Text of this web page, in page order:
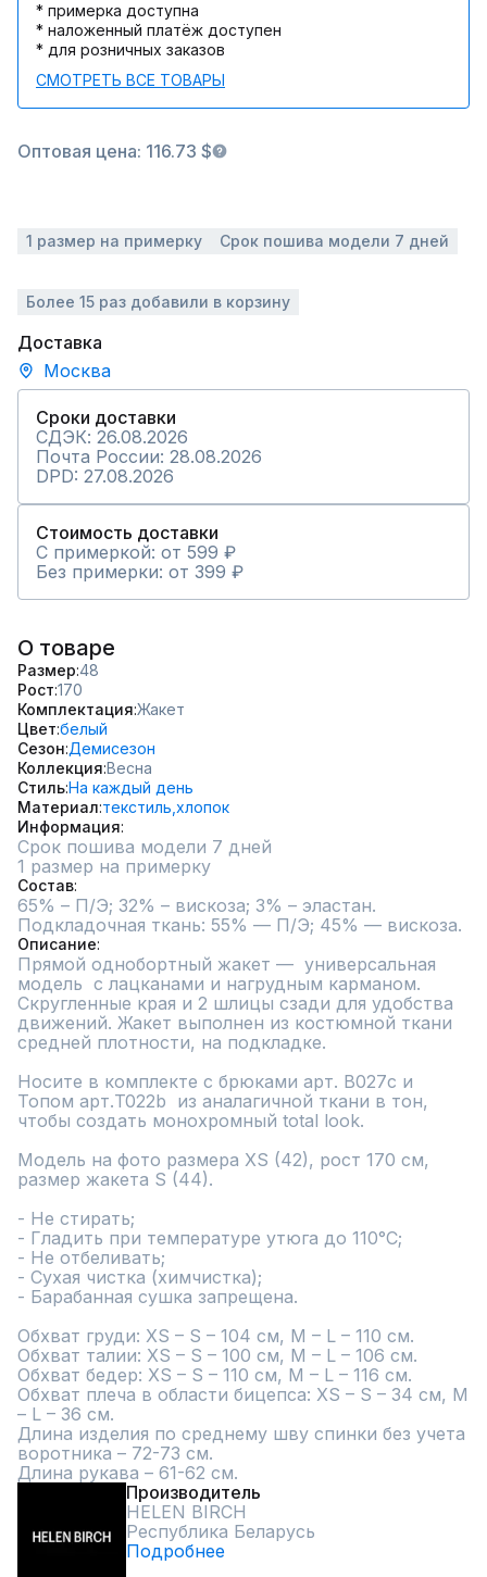
* примерка доступна
* наложенный платёж доступен
* для розничных заказов
СМОТРЕТЬ ВСЕ ТОВАРЫ
Оптовая цена: 116.73 $
1 размер на примерку Срок пошива модели 7 дней
Более 15 раз добавили в корзину
Доставка
Москва
Сроки доставки
СДЭК: 26.08.2026
Почта России: 28.08.2026
DPD: 27.08.2026
Стоимость доставки
С примеркой: от 599 ₽
Без примерки: от 399 ₽
О товаре
Размер 48
Рост 170
Комплектация Жакет
Цвет белый
Сезон Демисезон
Коллекция Весна
СтильНа каждый день
Материал текстиль, хлопок
Информация
Срок пошива модели 7 дней
1 размер на примерку
Состав
65% – П/Э; 32% – вискоза; 3% – эластан.
Подкладочная ткань: 55% — П/Э; 45% — вискоза.
Описание
Прямой однобортный жакет —  универсальная
модель  с лацканами и нагрудным карманом.
Скругленные края и 2 шлицы сзади для удобства
движений. Жакет выполнен из костюмной ткани
средней плотности, на подкладке.
Носите в комплекте с брюками арт. В027с и
Топом aрт.T022b  из аналагичной ткани в тон,
чтобы создать монохромный total look.
Модель на фото размера XS (42), рост 170 см,
размер жакета S (44).
- Не стирать;
- Гладить при температуре утюга до 110°C;
- Не отбеливать;
- Сухая чистка (химчистка);
- Барабанная сушка запрещена.
Обхват груди: ХS – S – 104 см, M – L – 110 см.
Обхват талии: ХS – S – 100 см, M – L – 106 см.
Обхват бедер: ХS – S – 110 см, M – L – 116 см.
Обхват плеча в области бицепса: ХS – S – 34 см, M
– L – 36 см.
Длина изделия по среднему шву спинки без учета
воротника – 72-73 см.
Длина рукава – 61-62 см.
Производитель
HELEN BIRCH
Республика Беларусь
Подробнее